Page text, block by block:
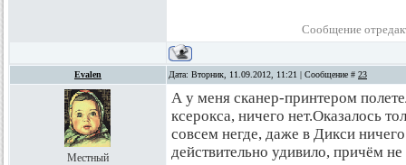
Сообщение
Evalen Дата: Вторник, 11.09.2012, 11:21 | Сообщение # 23
Местный
А у меня сканер-принтером
ксерокса, ничего нет.Оказалось
совсем негде, даже в Дикси
действительно удивило, причём